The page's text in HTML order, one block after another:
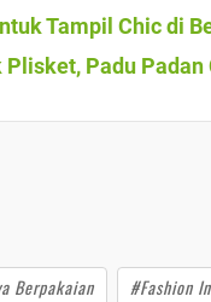
Tampil Chic di
Padu Padan
Berpakaian #Fashion